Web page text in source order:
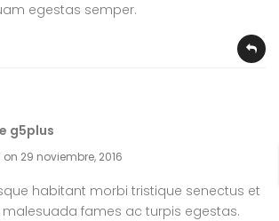
egestas semper.
g5plus
on 29 noviembre, 2016
habitant morbi tristique senectus et
malesuada fames ac turpis egestas.